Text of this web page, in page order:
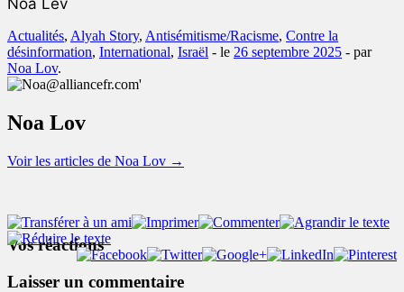
Noa Lev
Actualités, Alyah Story, Antisémitisme/Racisme, Contre la
désinformation, International, Israël - le 26 septembre 2025 - par
Noa Lov.
Noa Lov
Voir les articles de Noa Lov →
Vos réactions
Laisser un commentaire